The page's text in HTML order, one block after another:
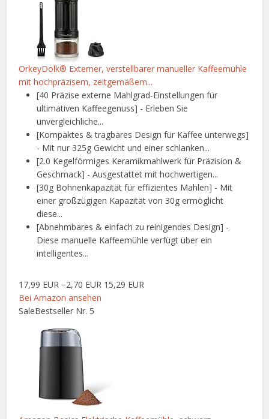
OrkeyDolk® Externer, verstellbarer manueller Kaffeemühle
mit hochpräzisem, zeitgemäßem...
[40 Präzise externe Mahlgrad-Einstellungen für
ultimativen Kaffeegenuss] - Erleben Sie
unvergleichliche...
[Kompaktes & tragbares Design für Kaffee unterwegs]
- Mit nur 325g Gewicht und einer schlanken...
[2.0 Kegelförmiges Keramikmahlwerk für Präzision &
Geschmack] - Ausgestattet mit hochwertigen...
[30g Bohnenkapazität für effizientes Mahlen] - Mit
einer großzügigen Kapazität von 30g ermöglicht
diese...
[Abnehmbares & einfach zu reinigendes Design] -
Diese manuelle Kaffeemühle verfügt über ein
intelligentes...
17,99 EUR −2,70 EUR 15,29 EUR
Bei Amazon ansehen
SaleBestseller Nr. 5